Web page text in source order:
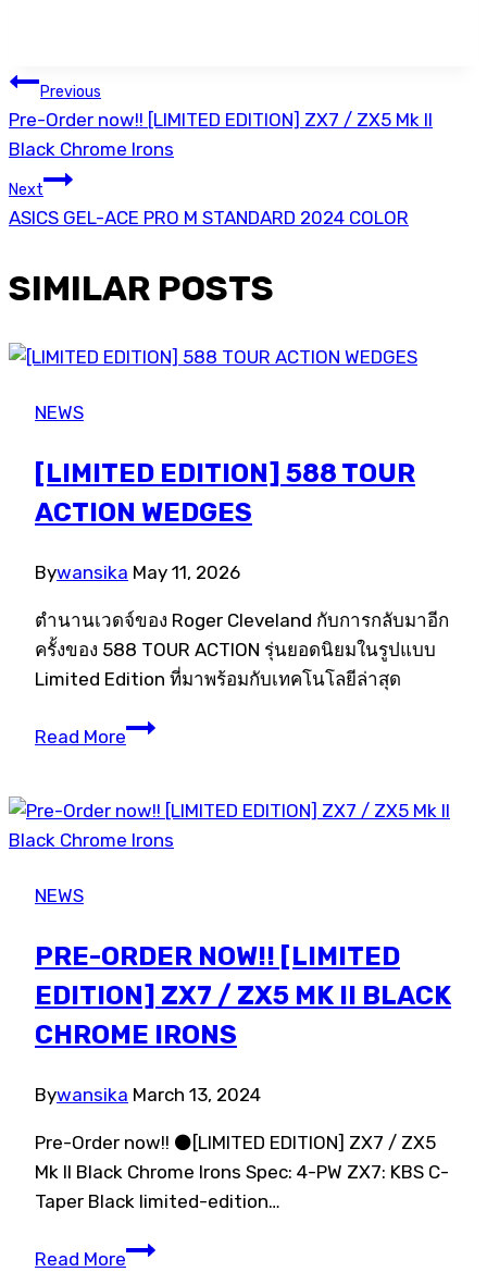
POST
NAVIGATION
Previous
Pre-Order now!! [LIMITED EDITION] ZX7 / ZX5 Mk II
Black Chrome Irons
Next
ASICS GEL-ACE PRO M STANDARD 2024 COLOR
SIMILAR POSTS
NEWS
[LIMITED EDITION] 588 TOUR
ACTION WEDGES
Bywansika May 11, 2026
ตำนานเวดจ์ของ Roger Cleveland กับการกลับมาอีก
ครั้งของ 588 TOUR ACTION รุ่นยอดนิยมในรูปแบบ
Limited Edition ที่มาพร้อมกับเทคโนโลยีล่าสุด
Read More[LIMITED
TOUR
ACTION
NEWS
PRE-ORDER NOW!! [LIMITED
EDITION] ZX7 / ZX5 MK II BLACK
CHROME IRONS
Bywansika March 13, 2024
Pre-Order now!! ⚫[LIMITED EDITION] ZX7 / ZX5
Mk II Black Chrome Irons Spec: 4-PW ZX7: KBS C-
Taper Black limited-edition…
Read MorePre-